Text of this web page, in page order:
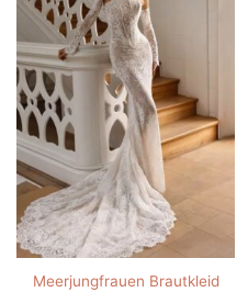
Meerjungfrauen Brautkleid